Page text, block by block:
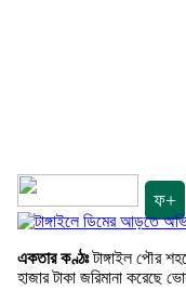
ফ+
একতার কণ্ঠঃটাঙ্গাইল পৌর
হাজার টাকা জরিমানা করেছে